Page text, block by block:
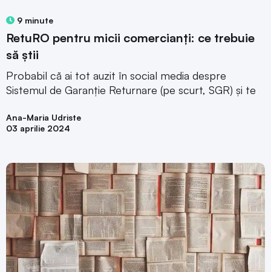
9 minute
RetuRO pentru micii comercianți: ce trebuie
să știi
Probabil că ai tot auzit în social media despre
Sistemul de Garanție Returnare (pe scurt, SGR) și te
Ana-Maria Udriste
03 aprilie 2024